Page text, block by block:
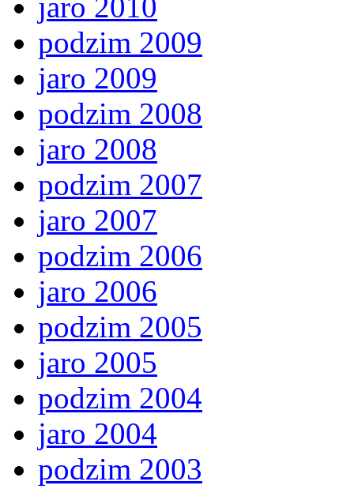
jaro 2010
podzim 2009
jaro 2009
podzim 2008
jaro 2008
podzim 2007
jaro 2007
podzim 2006
jaro 2006
podzim 2005
jaro 2005
podzim 2004
jaro 2004
podzim 2003